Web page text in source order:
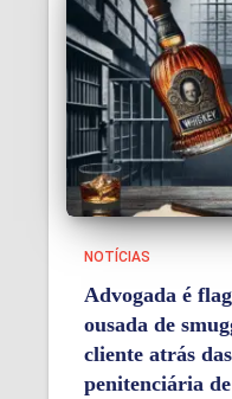
NOTÍCIAS
Advogada é
ousada de
cliente atrás
penitenciária